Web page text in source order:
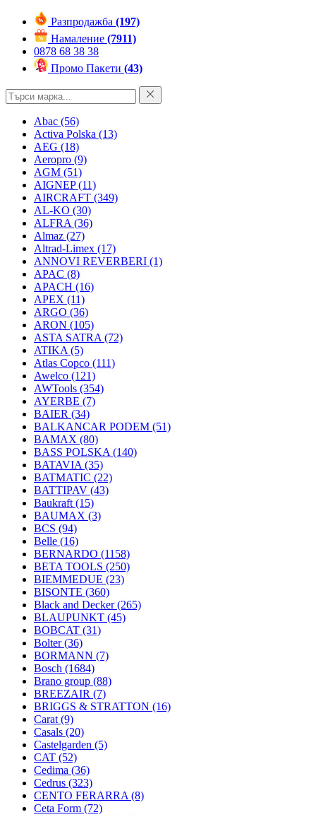
Разпродажба (197)
Намаление (7911)
0878 68 38 38
Промо Пакети (43)
Abac (56)
Activa Polska (13)
AEG (18)
Aeropro (9)
AGM (51)
AIGNEP(11)
AIRCRAFT (349)
AL-KO (30)
ALFRA (36)
Almaz (27)
Altrad-Limex (17)
ANNOVI REVERBERI (1)
APAC (8)
APACH (16)
APEX (11)
ARGO (36)
ARON (105)
ASTA SATRA (72)
ATIKA (5)
Atlas Copco (111)
Awelco (121)
AWTools (354)
AYERBE (7)
BAIER (34)
BALKANCAR PODEM (51)
BAMAX (80)
BASS POLSKA (140)
BATAVIA (35)
BATMATIC (22)
BATTIPAV (43)
Baukraft (15)
BAUMAX (3)
BCS (94)
Belle (16)
BERNARDO (1158)
BETA TOOLS (250)
BIEMMEDUE (23)
BISONTE (360)
Black and Decker(265)
BLAUPUNKT (45)
BOBCAT (31)
Bolter(36)
BORMANN (7)
Bosch (1684)
Brano group (88)
BREEZAIR (7)
BRIGGS & STRATTON (16)
Carat (9)
Casals (20)
Castelgarden (5)
CAT (52)
Cedima (36)
Cedrus (323)
CENTO FERARRA (8)
Ceta Form (72)